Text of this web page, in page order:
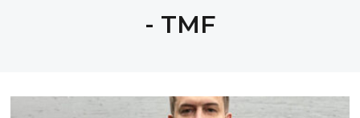
- TMF